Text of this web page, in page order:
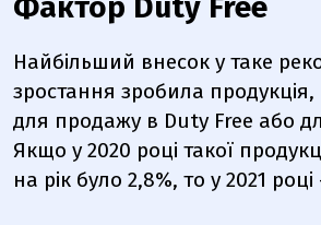
Фактор Duty Free
Найбільший внесок у таке
зростання зробила
для продажу в Duty Free або
Якщо у 2020 році такої
на рік було 2,8%, то у 2021